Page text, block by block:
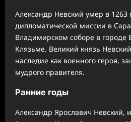
Александр Невский умер в 1263
дипломатической миссии в
Владимирском соборе в городе
Клязьме. Великий князь
наследие как военного героя,
мудрого правителя.
Ранние годы
Александр Ярославич Невский,